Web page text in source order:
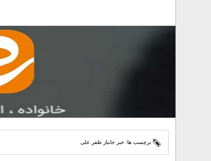
برچسب ها: خبر جانباز ظفر علی